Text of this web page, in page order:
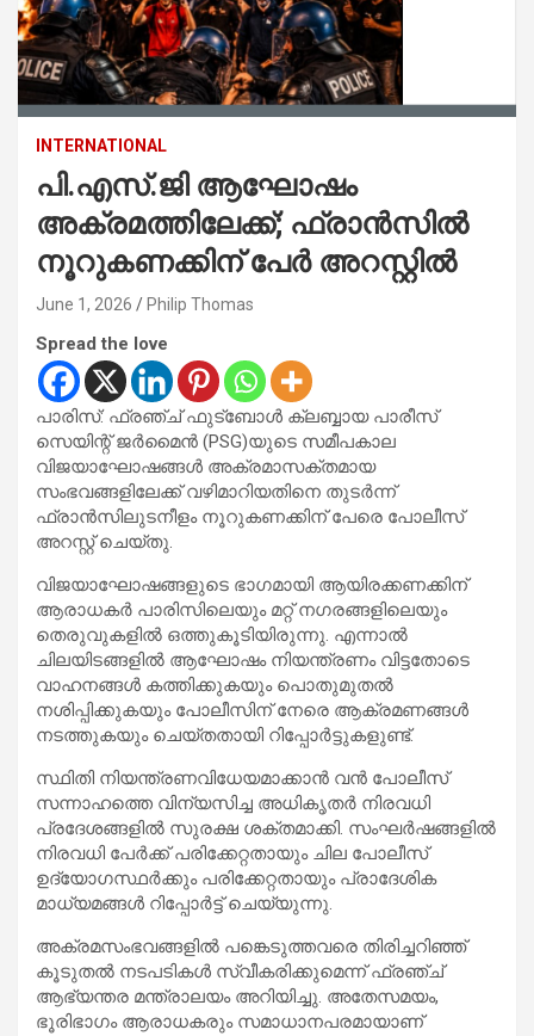
INTERNATIONAL
പി.എസ്.ജി ആഘോഷം
അക്രമത്തിലേക്ക്; ഫ്രാൻസിൽ
നൂറുകണക്കിന് പേർ അറസ്റ്റിൽ
June 1, 2026 Philip Thomas
Spread the love
പാരിസ്: ഫ്രഞ്ച് ഫുട്ബോൾ ക്ലബ്ബായ പാരീസ്
സെയിന്റ് ജർമൈൻ (PSG)യുടെ സമീപകാല
വിജയാഘോഷങ്ങൾ അക്രമാസക്തമായ
സംഭവങ്ങളിലേക്ക് വഴിമാറിയതിനെ തുടർന്ന്
ഫ്രാൻസിലുടനീളം നൂറുകണക്കിന് പേരെ പോലീസ്
അറസ്റ്റ് ചെയ്തു.
വിജയാഘോഷങ്ങളുടെ ഭാഗമായി ആയിരക്കണക്കിന്
ആരാധകർ പാരിസിലെയും മറ്റ് നഗരങ്ങളിലെയും
തെരുവുകളിൽ ഒത്തുകൂടിയിരുന്നു. എന്നാൽ
ചിലയിടങ്ങളിൽ ആഘോഷം നിയന്ത്രണം വിട്ടതോടെ
വാഹനങ്ങൾ കത്തിക്കുകയും പൊതുമുതൽ
നശിപ്പിക്കുകയും പോലീസിന് നേരെ ആക്രമണങ്ങൾ
നടത്തുകയും ചെയ്തതായി റിപ്പോർട്ടുകളുണ്ട്.
സ്ഥിതി നിയന്ത്രണവിധേയമാക്കാൻ വൻ പോലീസ്
സന്നാഹത്തെ വിന്യസിച്ച അധികൃതർ നിരവധി
പ്രദേശങ്ങളിൽ സുരക്ഷ ശക്തമാക്കി. സംഘർഷങ്ങളിൽ
നിരവധി പേർക്ക് പരിക്കേറ്റതായും ചില പോലീസ്
ഉദ്യോഗസ്ഥർക്കും പരിക്കേറ്റതായും പ്രാദേശിക
മാധ്യമങ്ങൾ റിപ്പോർട്ട് ചെയ്യുന്നു.
അക്രമസംഭവങ്ങളിൽ പങ്കെടുത്തവരെ തിരിച്ചറിഞ്ഞ്
കൂടുതൽ നടപടികൾ സ്വീകരിക്കുമെന്ന് ഫ്രഞ്ച്
ആഭ്യന്തര മന്ത്രാലയം അറിയിച്ചു. അതേസമയം,
ഭൂരിഭാഗം ആരാധകരും സമാധാനപരമായാണ്